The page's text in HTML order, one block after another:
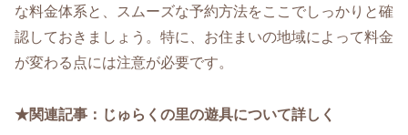
な料金体系と、スムーズな予約方法をここでしっかりと確
認しておきましょう。特に、お住まいの地域によって料金
が変わる点には注意が必要です。
★関連記事：じゅらくの里の遊具について詳しく